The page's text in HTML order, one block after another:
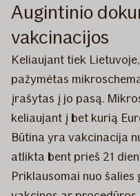
Augintinio
vakcinacijos
Keliaujant tiek
pažymėtas
įrašytas į jo pasą.
keliaujant į bet kurią
Būtina yra vakcinacija
atlikta bent prieš 21
Priklausomai nuo